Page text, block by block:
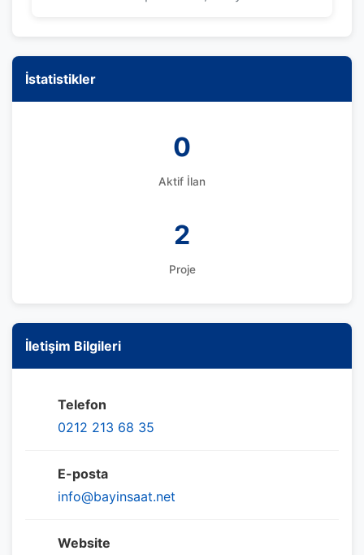
İstatistikler
0
Aktif İlan
2
Proje
İletişim Bilgileri
Telefon
0212 213 68 35
E-posta
info@bayinsaat.net
Website